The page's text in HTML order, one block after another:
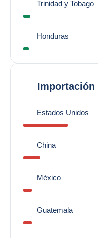
Trinidad y Tobago
Honduras
Importación
Estados Unidos
China
México
Guatemala